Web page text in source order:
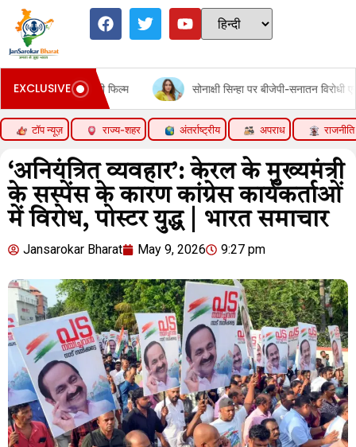
EXCLUSIVE
चलेगी फिल्म सोनाक्षी सिन्हा पर बीजेपी-सनातन विरोधी एजेंडा चलाने का
टॉप न्यूज़ राज्य-शहर अंतर्राष्ट्रीय अपराध राजनीति
‘अनियंत्रित व्यवहार’: केरल के मुख्यमंत्री
के सस्पेंस के कारण कांग्रेस कार्यकर्ताओं
में विरोध, पोस्टर युद्ध | भारत समाचार
Jansarokar Bharat May 9, 2026 9:27 pm